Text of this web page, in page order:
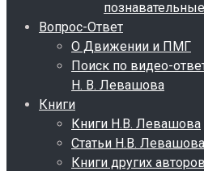
Вопрос-Ответ
О Движении и ПМГ
Поиск по видео-
Н. В. Левашова
Книги
Книги Н.В. Левашова
Статьи Н.В. Левашова
Книги других авторов